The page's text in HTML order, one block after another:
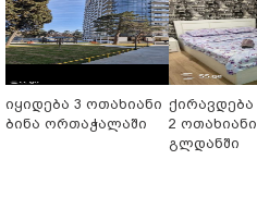
იყიდება 3 ოთახიანი
ბინა ორთაჭალაში
2
გლდანში